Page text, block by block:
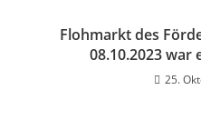
Flohmarkt des
08.10.2023 war
25.